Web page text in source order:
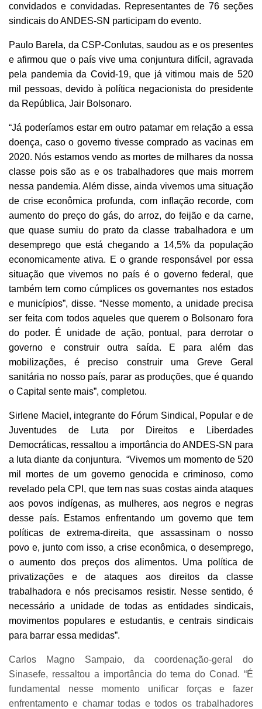
convidados e convidadas. Representantes de 76 seções
sindicais do ANDES-SN participam do evento.
Paulo Barela, da CSP-Conlutas, saudou as e os presentes
e afirmou que o país vive uma conjuntura difícil, agravada
pela pandemia da Covid-19, que já vitimou mais de 520
mil pessoas, devido à política negacionista do presidente
da República, Jair Bolsonaro.
“Já poderíamos estar em outro patamar em relação a essa
doença, caso o governo tivesse comprado as vacinas em
2020. Nós estamos vendo as mortes de milhares da nossa
classe pois são as e os trabalhadores que mais morrem
nessa pandemia. Além disse, ainda vivemos uma situação
de crise econômica profunda, com inflação recorde, com
aumento do preço do gás, do arroz, do feijão e da carne,
que quase sumiu do prato da classe trabalhadora e um
desemprego que está chegando a 14,5% da população
economicamente ativa. E o grande responsável por essa
situação que vivemos no país é o governo federal, que
também tem como cúmplices os governantes nos estados
e municípios”, disse. “Nesse momento, a unidade precisa
ser feita com todos aqueles que querem o Bolsonaro fora
do poder. É unidade de ação, pontual, para derrotar o
governo e construir outra saída. E para além das
mobilizações, é preciso construir uma Greve Geral
sanitária no nosso país, parar as produções, que é quando
o Capital sente mais”, completou.
Sirlene Maciel, integrante do Fórum Sindical, Popular e de
Juventudes de Luta por Direitos e Liberdades
Democráticas, ressaltou a importância do ANDES-SN para
a luta diante da conjuntura. “Vivemos um momento de 520
mil mortes de um governo genocida e criminoso, como
revelado pela CPI, que tem nas suas costas ainda ataques
aos povos indígenas, as mulheres, aos negros e negras
desse país. Estamos enfrentando um governo que tem
políticas de extrema-direita, que assassinam o nosso
povo e, junto com isso, a crise econômica, o desemprego,
o aumento dos preços dos alimentos. Uma política de
privatizações e de ataques aos direitos da classe
trabalhadora e nós precisamos resistir. Nesse sentido, é
necessário a unidade de todas as entidades sindicais,
movimentos populares e estudantis, e centrais sindicais
para barrar essa medidas”.
Carlos Magno Sampaio, da coordenação-geral do
Sinasefe, ressaltou a importância do tema do Conad. “É
fundamental nesse momento unificar forças e fazer
enfrentamento e chamar todas e todos os trabalhadores